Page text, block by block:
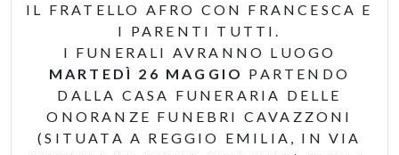
IL FRATELLO AFRO CON FRANCESCA E
I PARENTI TUTTI.
I FUNERALI AVRANNO LUOGO
MARTEDÌ 26 MAGGIO PARTENDO
DALLA CASA FUNERARIA DELLE
ONORANZE FUNEBRI CAVAZZONI
(SITUATA A REGGIO EMILIA, IN VIA